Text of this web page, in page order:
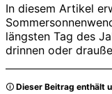
In diesem Artikel
längsten Tag des
drinnen oder
🛈 Dieser Beitrag enthält